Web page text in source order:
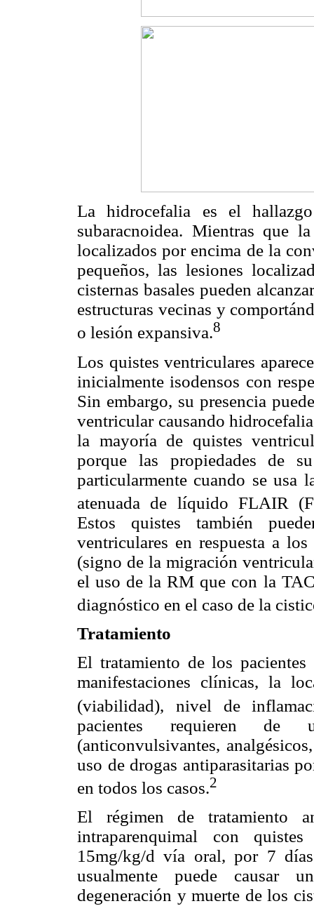
La hidrocefalia es el
subaracnoidea. Mientras que
localizados por encima de la
pequeños, las lesiones
cisternas basales pueden
estructuras vecinas y
o lesión expansiva.8
Los quistes ventriculares
inicialmente isodensos con
Sin embargo, su presencia
ventricular causando
la mayoría de quistes
porque las propiedades de
particularmente cuando se usa
atenuada de líquido FLAIR
Estos quistes también
ventriculares en respuesta a
(signo de la migración
el uso de la RM que con la
diagnóstico en el caso de la
Tratamiento
El tratamiento de los
manifestaciones clínicas, la
(viabilidad), nivel de
pacientes requieren de
(anticonvulsivantes,
uso de drogas antiparasitarias
en todos los casos.2
El régimen de tratamiento
intraparenquimal con
15mg/kg/d vía oral, por 7
usualmente puede causar
degeneración y muerte de los